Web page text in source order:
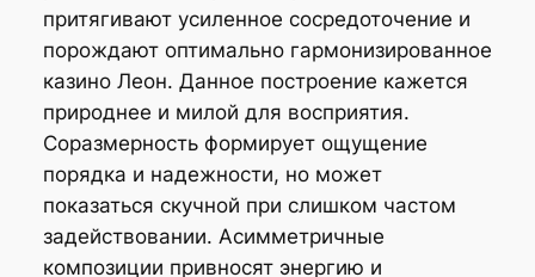
притягивают усиленное сосредоточение и
порождают оптимально гармонизированное
казино Леон. Данное построение кажется
природнее и милой для восприятия.
Соразмерность формирует ощущение
порядка и надежности, но может
показаться скучной при слишком частом
задействовании. Асимметричные
композиции привносят энергию и